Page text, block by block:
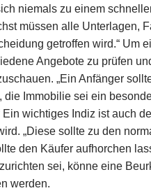
niemals zu einem
müssen alle Unterlagen,
getroffen wird.“ Um
Angebote zu prüfen
„Ein Anfänger
die Immobilie sei ein
Ein wichtiges Indiz ist auch
„Diese sollte zu den
den Käufer aufhorchen
sei, könne eine
werden.